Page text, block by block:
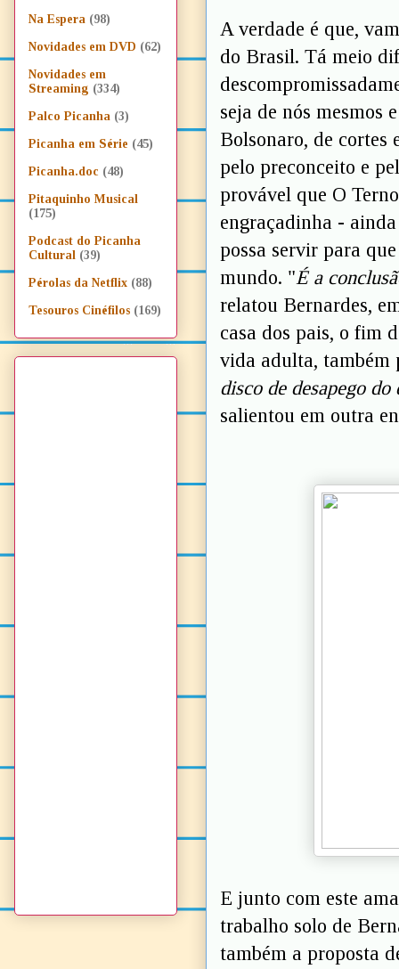
A verdade é que,
do Brasil. Tá meio
seja de nós mesmos
Bolsonaro, de cortes
pelo preconceito e
provável que O
engraçadinha -
possa servir para
mundo. "É a
relatou Bernardes,
casa dos pais, o fim
vida adulta, também
disco de desapego
salientou em outra
E junto com este
trabalho solo de
também a proposta
Na Espera (98)
Novidades em DVD (62)
Novidades em
Streaming (334)
Palco Picanha (3)
Picanha em Série (45)
Picanha.doc (48)
Pitaquinho Musical
(175)
Podcast do Picanha
Cultural (39)
Pérolas da Netflix (88)
Tesouros Cinéfilos (169)